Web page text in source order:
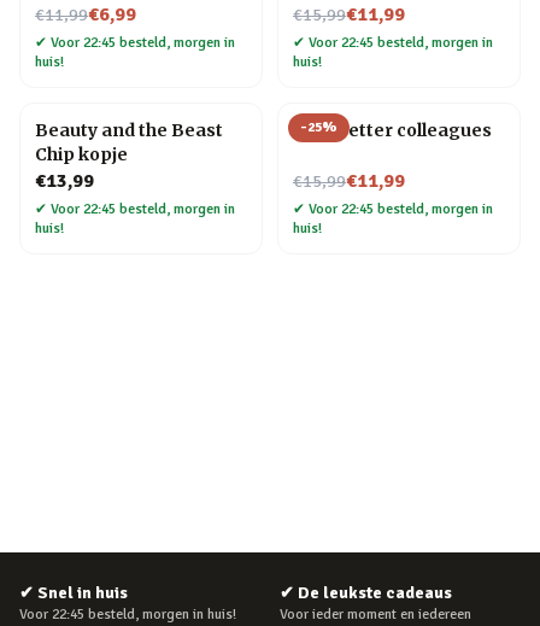
€11,99
Nu voor€6,99
✔ Voor 22:45 besteld, morgen in
huis!
€15,99
Nu voor€11,99
✔ Voor 22:45 besteld, morgen in
huis!
Beauty and the Beast
Chip kopje
€13,99
✔ Voor 22:45 besteld, morgen in
huis!
-25%
Mok Better colleagues
€15,99
Nu voor€11,99
✔ Voor 22:45 besteld, morgen in
huis!
✔ Snel in huis
Voor 22:45 besteld, morgen in huis!
✔ De leukste cadeaus
Voor ieder moment en iedereen